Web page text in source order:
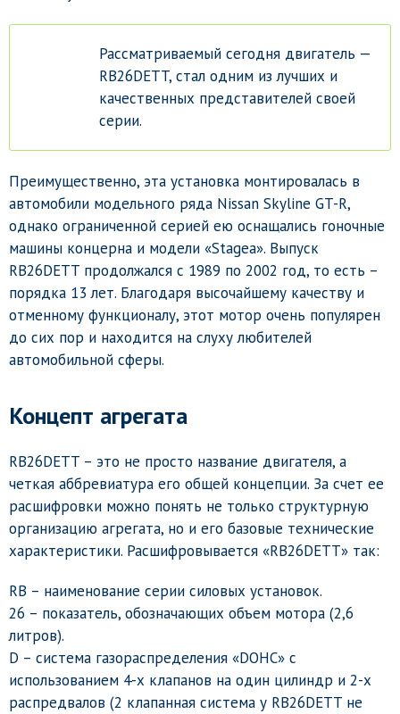
Рассматриваемый сегодня двигатель —
RB26DETT, стал одним из лучших и
качественных представителей своей
серии.
Преимущественно, эта установка монтировалась в
автомобили модельного ряда Nissan Skyline GT-R,
однако ограниченной серией ею оснащались гоночные
машины концерна и модели «Stagea». Выпуск
RB26DETT продолжался с 1989 по 2002 год, то есть –
порядка 13 лет. Благодаря высочайшему качеству и
отменному функционалу, этот мотор очень популярен
до сих пор и находится на слуху любителей
автомобильной сферы.
Концепт агрегата
RB26DETT – это не просто название двигателя, а
четкая аббревиатура его общей концепции. За счет ее
расшифровки можно понять не только структурную
организацию агрегата, но и его базовые технические
характеристики. Расшифровывается «RB26DETT» так:
RB – наименование серии силовых установок.
26 – показатель, обозначающих объем мотора (2,6
литров).
D – система газораспределения «DOHC» с
использованием 4-х клапанов на один цилиндр и 2-х
распредвалов (2 клапанная система у RB26DETT не